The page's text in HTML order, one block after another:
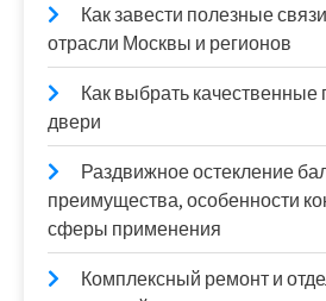
Как завести полезные
отрасли Москвы и регионов
Как выбрать качественные
двери
Раздвижное остекление
преимущества, особенности
сферы применения
Комплексный ремонт и